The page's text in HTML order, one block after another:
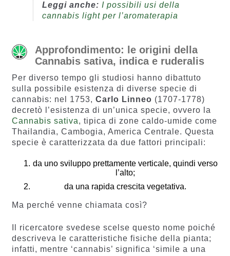
Leggi anche: I possibili usi della
cannabis light per l’aromaterapia
Approfondimento: le origini della
Cannabis sativa, indica e ruderalis
Per diverso tempo gli studiosi hanno dibattuto
sulla possibile esistenza di diverse specie di
cannabis: nel 1753, Carlo Linneo (1707-1778)
decretò l’esistenza di un’unica specie, ovvero la
Cannabis sativa, tipica di zone caldo-umide come
Thailandia, Cambogia, America Centrale. Questa
specie è caratterizzata da due fattori principali:
da uno sviluppo prettamente verticale, quindi verso
l’alto;
da una rapida crescita vegetativa.
Ma perché venne chiamata così?
Il ricercatore svedese scelse questo nome poiché
descriveva le caratteristiche fisiche della pianta;
infatti, mentre ‘cannabis’ significa ‘simile a una